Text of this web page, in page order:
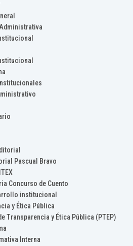
Pascual Bravo
Concurso de Cuento
institucional
y Ética Pública
Transparencia y Ética Pública (PTEP)
Interna